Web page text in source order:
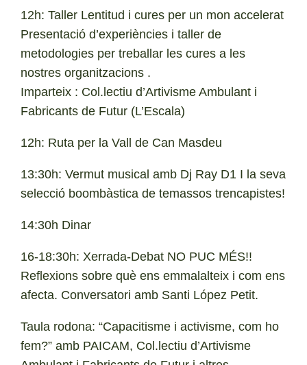
12h: Taller Lentitud i cures per un mon accelerat
Presentació d’experiències i taller de
metodologies per treballar les cures a les
nostres organitzacions .
Imparteix : Col.lectiu d’Artivisme Ambulant i
Fabricants de Futur (L’Escala)
12h: Ruta per la Vall de Can Masdeu
13:30h: Vermut musical amb Dj Ray D1 I la seva
selecció boombàstica de temassos trencapistes!
14:30h Dinar
16-18:30h: Xerrada-Debat NO PUC MÉS!!
Reflexions sobre què ens emmalalteix i com ens
afecta. Conversatori amb Santi López Petit.
Taula rodona: “Capacitisme i activisme, com ho
fem?” amb PAICAM, Col.lectiu d’Artivisme